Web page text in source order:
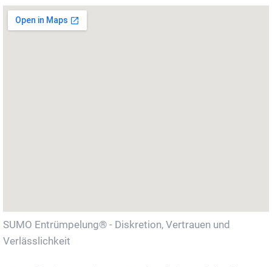
SUMO Entrümpelung® - Diskretion, Vertrauen und
Verlässlichkeit